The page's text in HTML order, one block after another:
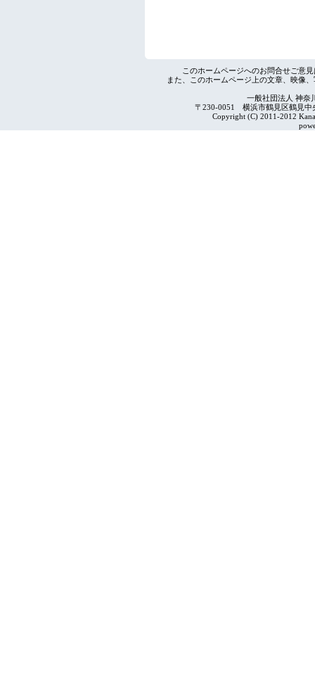
このホームページへのお問合せご意
また、このホームページ上の文章、映像
一般社団法人 神奈
〒230-0051 横浜市鶴見区鶴見
Copyright (C) 2011-2012